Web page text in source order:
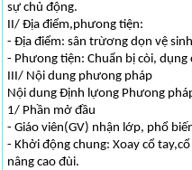
sự chủ động.
II/ Địa điểm,phưong tiện:
- Địa điểm: sân trừơng dọn vệ
- Phưong tiện: Chuẩn bị còi, dụng
III/ Nội dung phưong pháp
Nội dung Định lựong Phưong
1/ Phần mở đầu
- Giáo viên(GV) nhận lớp, phổ
- Khởi động chung: Xoay cổ
nâng cao đùi.